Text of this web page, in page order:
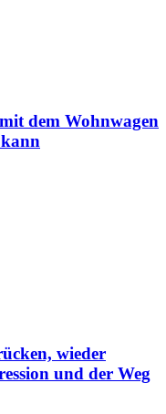
dem Wohnwagen
wieder
und der Weg